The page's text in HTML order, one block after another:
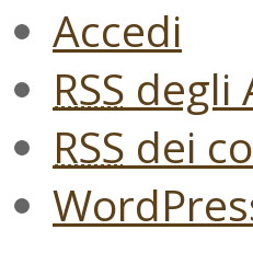
Accedi
RSS degli
RSS dei